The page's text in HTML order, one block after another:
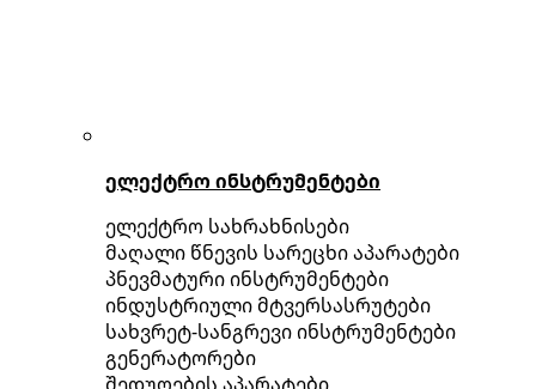
ელექტრო ინსტრუმენტები
ელექტრო სახრახნისები
მაღალი წნევის სარეცხი აპარატები
პნევმატური ინსტრუმენტები
ინდუსტრიული მტვერსასრუტები
სახვრეტ-სანგრევი ინსტრუმენტები
გენერატორები